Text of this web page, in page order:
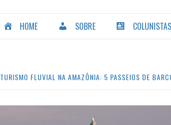
HOME SOBRE COLUNISTAS
TURISMO FLUVIAL NA AMAZÔNIA: 5 PASSEIOS DE